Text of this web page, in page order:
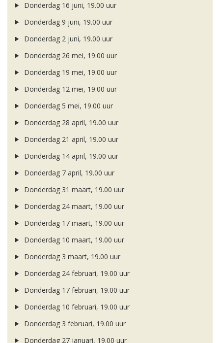
Donderdag 16 juni, 19.00 uur
Donderdag 9 juni, 19.00 uur
Donderdag 2 juni, 19.00 uur
Donderdag 26 mei, 19.00 uur
Donderdag 19 mei, 19.00 uur
Donderdag 12 mei, 19.00 uur
Donderdag 5 mei, 19.00 uur
Donderdag 28 april, 19.00 uur
Donderdag 21 april, 19.00 uur
Donderdag 14 april, 19.00 uur
Donderdag 7 april, 19.00 uur
Donderdag 31 maart, 19.00 uur
Donderdag 24 maart, 19.00 uur
Donderdag 17 maart, 19.00 uur
Donderdag 10 maart, 19.00 uur
Donderdag 3 maart, 19.00 uur
Donderdag 24 februari, 19.00 uur
Donderdag 17 februari, 19.00 uur
Donderdag 10 februari, 19.00 uur
Donderdag 3 februari, 19.00 uur
Donderdag 27 januari, 19.00 uur